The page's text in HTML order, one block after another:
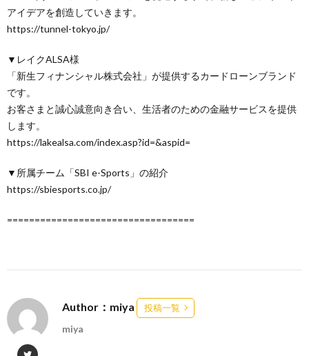
アイデアを創造していきます。
https://tunnel-tokyo.jp/
▼レイクALSA様
「新生フィナンシャル株式会社」が提供するカードローンブランド
です。
お客さまと誠心誠意向き合い、生活者のための金融サービスを提供
します。
https://lakealsa.com/index.asp?id=&aspid=
▼所属チーム「SBI e-Sports」の紹介
https://sbiesports.co.jp/
==================================
Author：miya 投稿一覧
miya